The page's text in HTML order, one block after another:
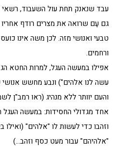
עבד שנאנק תחת עול השעבוד, רשאי
גם עַם שרואה את מצרים רודף
טבעי ואנושי מזה. לכן משה אינו
ורחמים.
אפילו במעשה העגל, למרות החטא
עשה לנו אלהים") ונבע מחשש
והעם יוותר ללא מנהיג (ראו רמב"ן
אחד מגדולי החסידות: במעשה
וזהבו כדי לעשות לו "אלהים" (ואילו
"אלהיהם" עבור מעט כסף וזהב…)